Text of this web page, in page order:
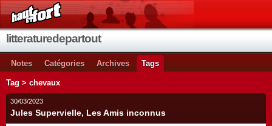
litteraturedepartout
Notes Catégories Archives Tags
Tag > chevaux
30/03/2023
Jules Supervielle, Les Amis inconnus